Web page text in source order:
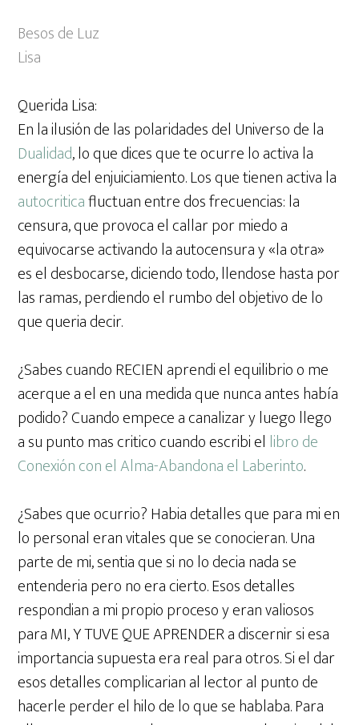
Besos de Luz
Lisa
Querida Lisa:
En la ilusión de las polaridades del Universo de la
Dualidad, lo que dices que te ocurre lo activa la
energía del enjuiciamiento. Los que tienen activa la
autocriticafluctuan entre dos frecuencias: la
censura, que provoca el callar por miedo a
equivocarse activando la autocensura y «la otra»
es el desbocarse, diciendo todo, llendose hasta por
las ramas, perdiendo el rumbo del objetivo de lo
que queria decir.
¿Sabes cuando RECIEN aprendi el equilibrio o me
acerque a el en una medida que nunca antes había
podido? Cuando empece a canalizar y luego llego
a su punto mas critico cuando escribi el libro de
Conexión con el Alma-Abandona el Laberinto.
¿Sabes que ocurrio? Habia detalles que para mi en
lo personal eran vitales que se conocieran. Una
parte de mi, sentia que si no lo decia nada se
entenderia pero no era cierto. Esos detalles
respondian a mi propio proceso y eran valiosos
para MI, Y TUVE QUE APRENDER a discernir si esa
importancia supuesta era real para otros. Si el dar
esos detalles complicarian al lector al punto de
hacerle perder el hilo de lo que se hablaba. Para